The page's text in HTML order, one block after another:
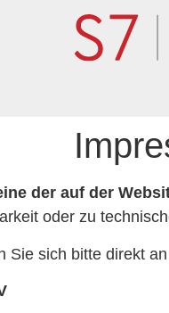
der auf der
oder zu
sich bitte direkt